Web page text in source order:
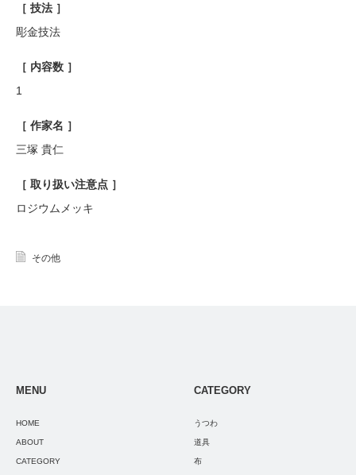
［ 技法 ］
彫金技法
［ 内容数 ］
1
［ 作家名 ］
三塚 貴仁
［ 取り扱い注意点 ］
ロジウムメッキ
その他
MENU
HOME
ABOUT
CATEGORY
CATEGORY
うつわ
道具
布